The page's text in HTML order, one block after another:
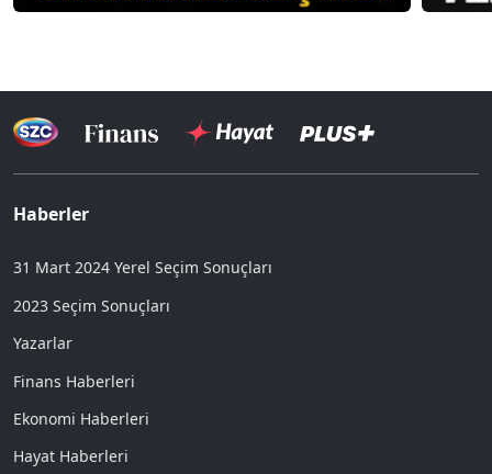
Haberler
31 Mart 2024 Yerel Seçim Sonuçları
2023 Seçim Sonuçları
Yazarlar
Finans Haberleri
Ekonomi Haberleri
Hayat Haberleri